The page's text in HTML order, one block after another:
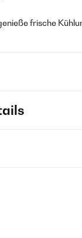
frische